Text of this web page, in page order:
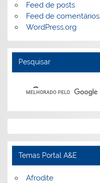
Feed de posts
Feed de comentários
WordPress.org
Pesquisar
Temas Portal A&E
Afrodite